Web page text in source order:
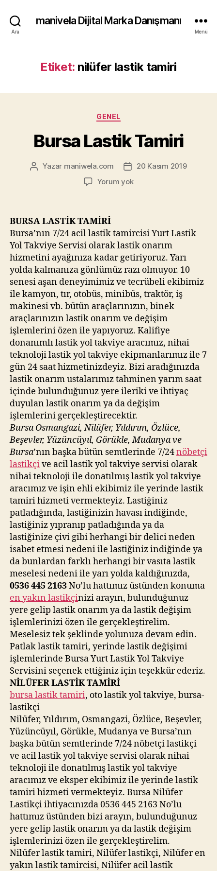
Ara
manivela Dijital Marka Danışmanı
Menü
Etiket: nilüfer lastik tamiri
Kategoriler
GENEL
Bursa Lastik Tamiri
Yazının
Yazar maniwela.com
Yazı
tarihi
20 Kasım 2019
Yorum yokBursa
BURSA LASTİK TAMİRİ
Bursa’nın 7/24 acil lastik tamircisi Yurt Lastik
Yol Takviye Servisi olarak lastik onarım
hizmetini ayağınıza kadar getiriyoruz. Yarı
yolda kalmanıza gönlümüz razı olmuyor. 10
senesi aşan deneyimimiz ve tecrübeli ekibimiz
ile kamyon, tır, otobüs, minibüs, traktör, iş
makinesi vb. bütün araçlarınızın, binek
araçlarınızın lastik onarım ve değişim
işlemlerini özen ile yapıyoruz. Kalifiye
donanımlı lastik yol takviye aracımız, nihai
teknoloji lastik yol takviye ekipmanlarımız ile 7
gün 24 saat hizmetinizdeyiz. Bizi aradığınızda
lastik onarım ustalarımız tahminen yarım saat
içinde bulunduğunuz yere ileriki ve ihtiyaç
duyulan lastik onarım ya da değişim
işlemlerini gerçekleştirecektir.
Bursa Osmangazi, Nilüfer, Yıldırım, Özlüce,
Beşevler, Yüzüncüyıl, Görükle, Mudanya ve
Bursa’nın başka bütün semtlerinde 7/24nöbetçi
lastikçive acil lastik yol takviye servisi olarak
nihai teknoloji ile donatılmış lastik yol takviye
aracımız ve işin ehli ekibimiz ile yerinde lastik
tamiri hizmeti vermekteyiz. Lastiğiniz
patladığında, lastiğinizin havası indiğinde,
lastiğiniz yıpranıp patladığında ya da
lastiğinize çivi gibi herhangi bir delici neden
isabet etmesi nedeni ile lastiğiniz indiğinde ya
da bunlardan farklı herhangi bir vasıta lastik
meselesi nedeni ile yarı yolda kaldığınızda,
0536 445 2163No’lu hattımız üstünden konuma
en yakın lastikçinizi arayın, bulunduğunuz
yere gelip lastik onarım ya da lastik değişim
işlemlerinizi özen ile gerçekleştirelim.
Meselesiz tek şeklinde yolunuza devam edin.
Patlak lastik tamiri, yerinde lastik değişimi
işlemlerinde Bursa Yurt Lastik Yol Takviye
Servisini seçenek ettiğiniz için teşekkür ederiz.
NİLÜFER LASTİK TAMİRİ
bursa lastik tamiri, oto lastik yol takviye, bursa-
lastikçi
Nilüfer, Yıldırım, Osmangazi, Özlüce, Beşevler,
Yüzüncüyıl, Görükle, Mudanya ve Bursa’nın
başka bütün semtlerinde 7/24 nöbetçi lastikçi
ve acil lastik yol takviye servisi olarak nihai
teknoloji ile donatılmış lastik yol takviye
aracımız ve eksper ekibimiz ile yerinde lastik
tamiri hizmeti vermekteyiz. Bursa Nilüfer
Lastikçi ihtiyacınızda 0536 445 2163 No’lu
hattımız üstünden bizi arayın, bulunduğunuz
yere gelip lastik onarım ya da lastik değişim
işlemlerinizi özen ile gerçekleştirelim.
Nilüfer lastik tamiri, Nilüfer lastikçi, Nilüfer en
yakın lastik tamircisi, Nilüfer acil lastik